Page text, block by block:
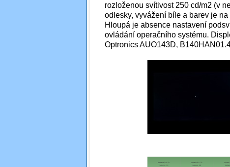
rozloženou svítivost 250 cd/m2 (v
odlesky, vyvážení bíle a barev je
Hloupá je absence nastavení
ovládání operačního systému.
Optronics AUO143D,